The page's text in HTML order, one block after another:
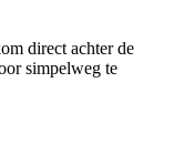
direct achter de
simpelweg te